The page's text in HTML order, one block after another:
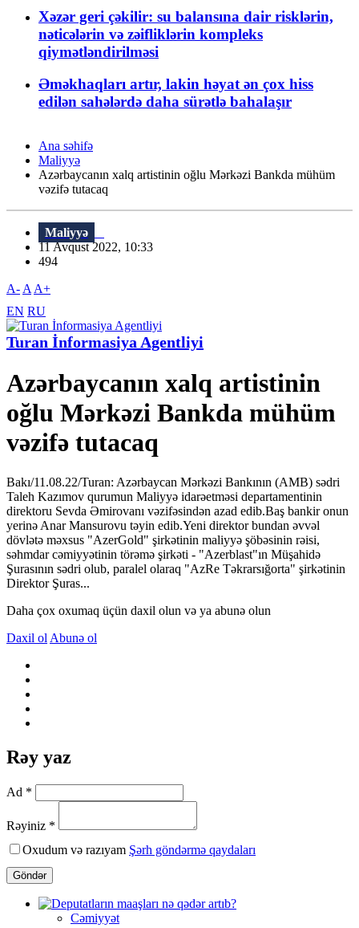
Xəzər geri çəkilir: su balansına dair risklərin,
nəticələrin və zəifliklərin kompleks
qiymətləndirilməsi
Əməkhaqları artır, lakin həyat ən çox hiss
edilən sahələrdə daha sürətlə bahalaşır
Ana səhifə
Maliyyə
Azərbaycanın xalq artistinin oğlu Mərkəzi Bankda mühüm
vəzifə tutacaq
Maliyyə
11 Avqust 2022, 10:33
494
A- A A+
EN RU
Turan İnformasiya Agentliyi
Azərbaycanın xalq artistinin
oğlu Mərkəzi Bankda mühüm
vəzifə tutacaq
Bakı/11.08.22/Turan: Azərbaycan Mərkəzi Bankının (AMB) sədri
Taleh Kazımov qurumun Maliyyə idarəetməsi departamentinin
direktoru Sevda Əmirovanı vəzifəsindən azad edib.Baş bankir onun
yerinə Anar Mansurovu təyin edib.Yeni direktor bundan əvvəl
dövlətə məxsus "AzerGold" şirkətinin maliyyə şöbəsinin rəisi,
səhmdar cəmiyyətinin törəmə şirkəti - "Azerblast"ın Müşahidə
Şurasının sədri olub, paralel olaraq "AzRe Təkrarsığorta" şirkətinin
Direktor Şuras...
Daha çox oxumaq üçün daxil olun və ya abunə olun
Daxil ol Abunə ol
Rəy yaz
Ad *
Rəyiniz *
Oxudum və razıyam Şərh göndərmə qaydaları
Göndər
Cəmiyyət